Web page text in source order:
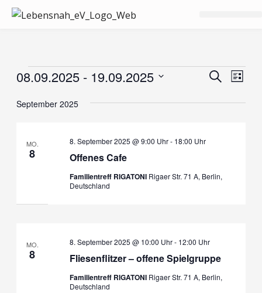
Zum
Inhalt
Veranstaltungen
und
SucheListe
08.09.2025 - 19.09.2025
wählen.
September 2025
MO.
8 Offenes Cafe
8. September 2025 @ 9:00 Uhr- 18:00 Uhr
Familientreff RIGATONI Rigaer Str. 71 A, Berlin,
Deutschland
MO.
8 Fliesenflitzer – offene Spielgruppe
8. September 2025 @ 10:00 Uhr- 12:00 Uhr
Familientreff RIGATONI Rigaer Str. 71 A, Berlin,
Deutschland